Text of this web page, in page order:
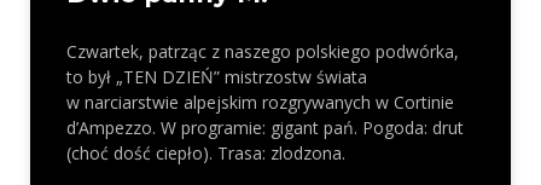
Czwartek, patrząc z naszego polskiego podwórka,
to był „TEN DZIEŃ” mistrzostw świata
w narciarstwie alpejskim rozgrywanych w Cortinie
d’Ampezzo. W programie: gigant pań. Pogoda: drut
(choć dość ciepło). Trasa: zlodzona.